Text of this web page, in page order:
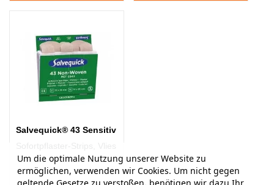
Salvequick® 43 Sensitiv
Um die optimale Nutzung unserer Website zu
ermöglichen, verwenden wir Cookies. Um nicht gegen
geltende Gesetze zu verstoßen, benötigen wir dazu Ihr